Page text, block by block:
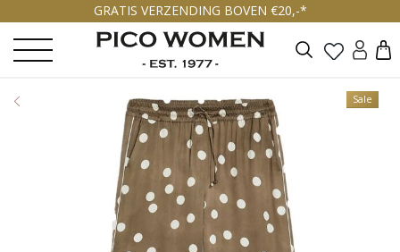
GRATIS VERZENDING BOVEN €20,-*
Zoeken
Sale